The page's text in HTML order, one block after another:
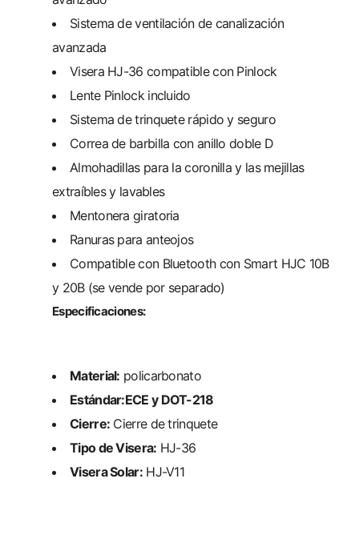
Sistema de ventilación de canalización
avanzada
Visera HJ-36 compatible con Pinlock
Lente Pinlock incluido
Sistema de trinquete rápido y seguro
Correa de barbilla con anillo doble D
Almohadillas para la coronilla y las mejillas
extraíbles y lavables
Mentonera giratoria
Ranuras para anteojos
Compatible con Bluetooth con Smart HJC 10B
y 20B (se vende por separado)
Especificaciones:
Material: policarbonato
Estándar:ECE y DOT-218
Cierre: Cierre de trinquete
Tipo de Visera: HJ-36
Visera Solar: HJ-V11